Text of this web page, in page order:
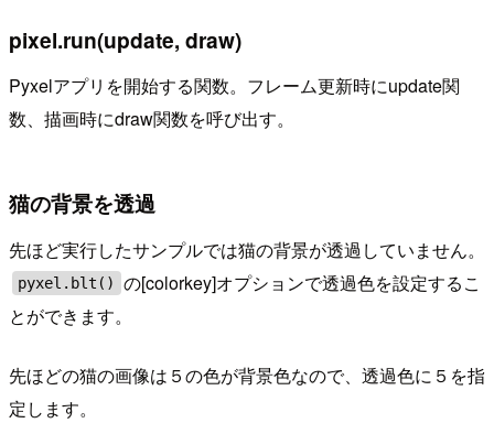
pixel.run(update, draw)
Pyxelアプリを開始する関数。フレーム更新時にupdate関
数、描画時にdraw関数を呼び出す。
猫の背景を透過
先ほど実行したサンプルでは猫の背景が透過していません。
pyxel.blt()
の[colorkey]オプションで透過色を設定するこ
とができます。
先ほどの猫の画像は５の色が背景色なので、透過色に５を指
定します。